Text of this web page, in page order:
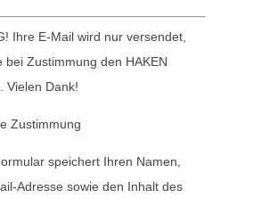
Ihre E-Mail wird nur versendet,
bei Zustimmung den HAKEN
Vielen Dank!
Zustimmung
speichert Ihren Namen,
Adresse sowie den Inhalt des